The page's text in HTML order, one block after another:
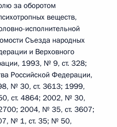
за оборотом
веществ,
исполнительной
Съезда народных
и Верховного
1993, № 9, ст. 328;
Российской Федерации,
№ 30, ст. 3613; 1999,
ст. 4864; 2002, № 30,
2004, № 35, ст. 3607;
№ 1, ст. 35; № 50,